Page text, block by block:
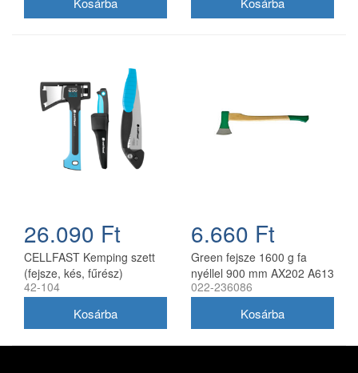
26.090 Ft
CELLFAST Kemping szett
(fejsze, kés, fűrész)
ENERGO
42-104
6.660 Ft
Green fejsze 1600 g fa
nyéllel 900 mm AX202 A613
022-236086